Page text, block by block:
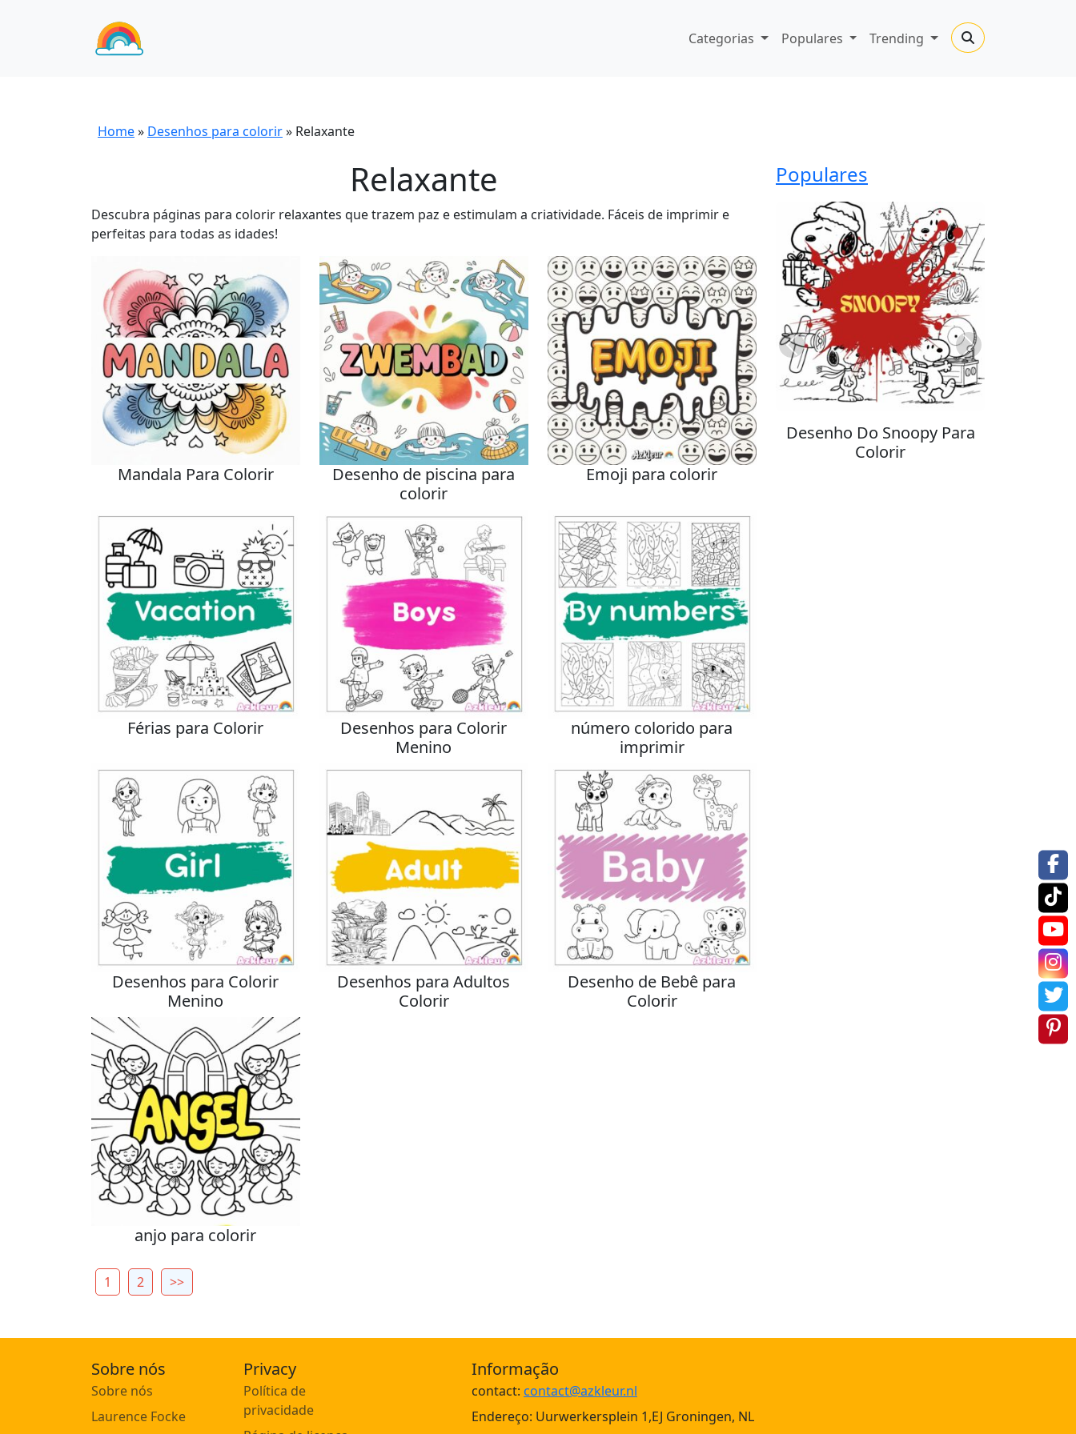
Categorias Populares Trending
Home» Desenhos para colorir» Relaxante
Relaxante
Descubra páginas para colorir relaxantes que trazem paz e estimulam a criatividade. Fáceis de imprimir e
perfeitas para todas as idades!
Mandala Para Colorir
Desenho de piscina para
colorir
Emoji para colorir
Férias para Colorir
Desenhos para Colorir
Menino
número colorido para
imprimir
Desenhos para Colorir
Menino
Desenhos para Adultos
Colorir
Desenho de Bebê para
Colorir
anjo para colorir
1 2 >>
Populares
Desenho Do Snoopy Para
Colorir
Previous Next
Sobre nós
Sobre nós
Laurence Focke
Privacy
Política de
privacidade
Informação
contact: contact@azkleur.nl
Endereço: Uurwerkersplein 1,EJ Groningen, NL